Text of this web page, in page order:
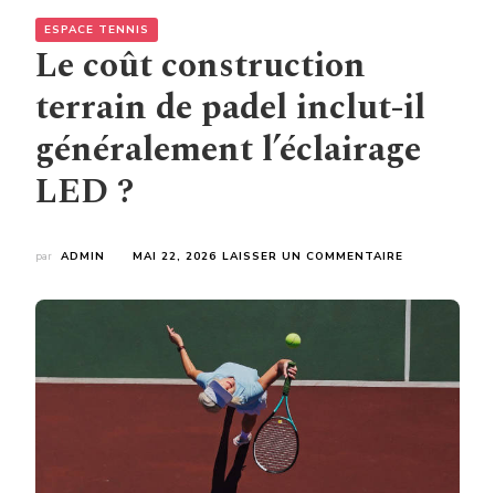
ESPACE TENNIS
Le coût construction
terrain de padel inclut-il
généralement l’éclairage
LED ?
par ADMIN MAI 22, 2026 LAISSER UN COMMENTAIRE
PADEL